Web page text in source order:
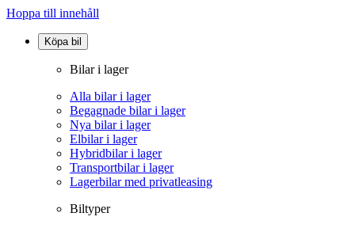
Hoppa till innehåll
Köpa bil
Bilar i lager
Alla bilar i lager
Begagnade bilar i lager
Nya bilar i lager
Elbilar i lager
Hybridbilar i lager
Transportbilar i lager
Lagerbilar med privatleasing
Biltyper